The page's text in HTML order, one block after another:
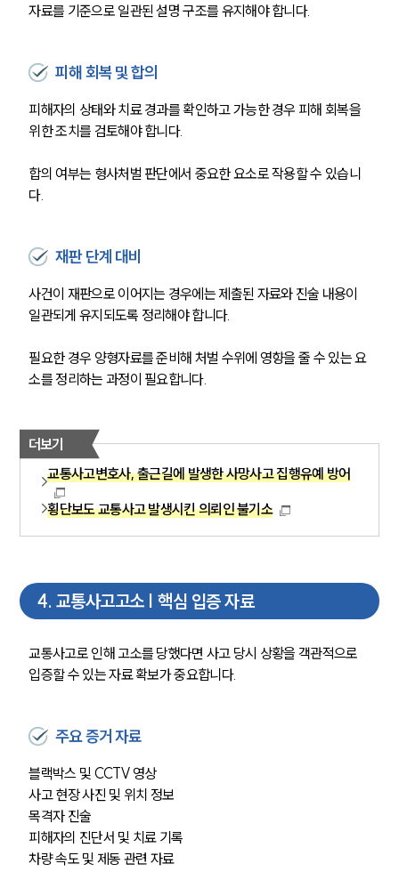
자료를 기준으로 일관된 설명 구조를 유지해야 합니다.
피해 회복 및 합의
피해자의 상태와 치료 경과를 확인하고 가능한 경우 피해 회복을
위한 조치를 검토해야 합니다.
합의 여부는 형사처벌 판단에서 중요한 요소로 작용할 수 있습니
다.
재판 단계 대비
사건이 재판으로 이어지는 경우에는 제출된 자료와 진술 내용이
일관되게 유지되도록 정리해야 합니다.
필요한 경우 양형자료를 준비해 처벌 수위에 영향을 줄 수 있는 요
소를 정리하는 과정이 필요합니다.
더보기
교통사고변호사, 출근길에 발생한 사망사고 집행유예 방어
횡단보도 교통사고 발생시킨 의뢰인 불기소
4. 교통사고고소 | 핵심 입증 자료
교통사고로 인해 고소를 당했다면 사고 당시 상황을 객관적으로
입증할 수 있는 자료 확보가 중요합니다.
주요 증거 자료
블랙박스 및 CCTV 영상
사고 현장 사진 및 위치 정보
목격자 진술
피해자의 진단서 및 치료 기록
차량 속도 및 제동 관련 자료